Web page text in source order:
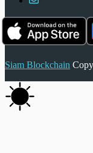
Siam Blockchain